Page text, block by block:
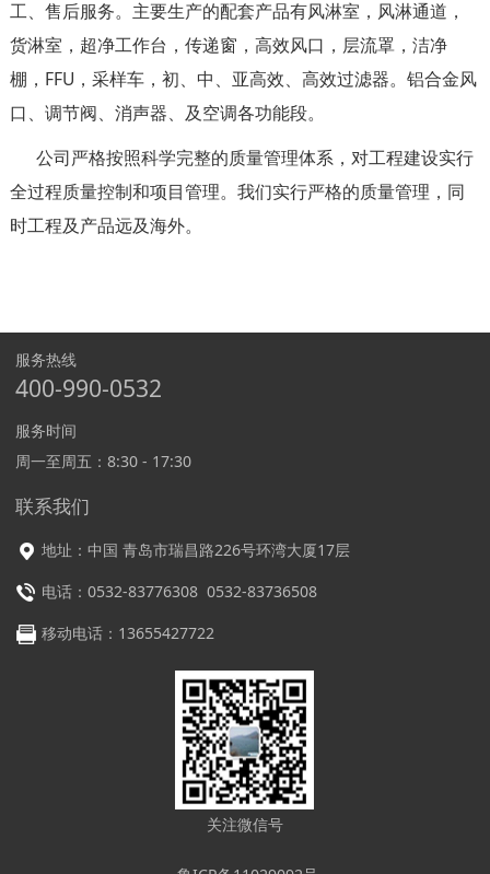
工、售后服务。主要生产的配套产品有风淋室，风淋通道，
货淋室，超净工作台，传递窗，高效风口，层流罩，洁净
棚，FFU，采样车，初、中、亚高效、高效过滤器。铝合金风
口、调节阀、消声器、及空调各功能段。
公司严格按照科学完整的质量管理体系，对工程建设实行
全过程质量控制和项目管理。我们实行严格的质量管理，同
时工程及产品远及海外。
服务热线
400-990-0532
服务时间
周一至周五：8:30 - 17:30
联系我们
地址：中国 青岛市瑞昌路226号环湾大厦17层
电话：0532-83776308 0532-83736508
移动电话：13655427722
关注微信号